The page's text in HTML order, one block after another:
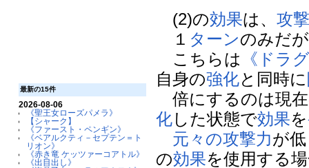
最新の15件
2026-08-06
《聖王女ローズパメラ》
【シャーク】
《ファースト・ペンギン》
《ベアルクティ－セプテン＝ト
リオン》
《赤き竜 ケッツァーコアトル》
《出目出し》
(2)の効果は、攻
１ ターンのみだ
こちらは 《ドラ
自身の強化と同時に
倍にするのは現
化した状態で効果を
元々の攻撃力が
の効果を使用する